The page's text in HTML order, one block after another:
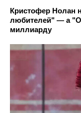
Кристофер Нолан
любителей" — а
миллиарду